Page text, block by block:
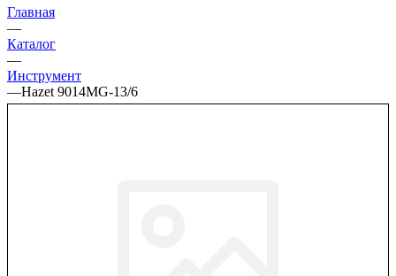
Главная
—
Каталог
—
Инструмент
—Hazet 9014MG-13/6